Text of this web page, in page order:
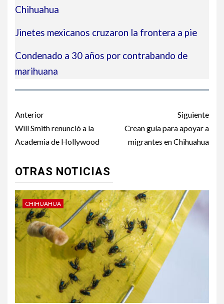
Chihuahua
Jinetes mexicanos cruzaron la frontera a pie
Condenado a 30 años por contrabando de
marihuana
Post
navigation
Anterior
Will Smith renunció a la
Academia de Hollywood
Siguiente
Crean guía para apoyar a
migrantes en Chihuahua
OTRAS NOTICIAS
CHIHUAHUA